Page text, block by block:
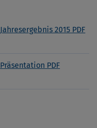
Jahresergebnis 2015 PDF
Präsentation PDF